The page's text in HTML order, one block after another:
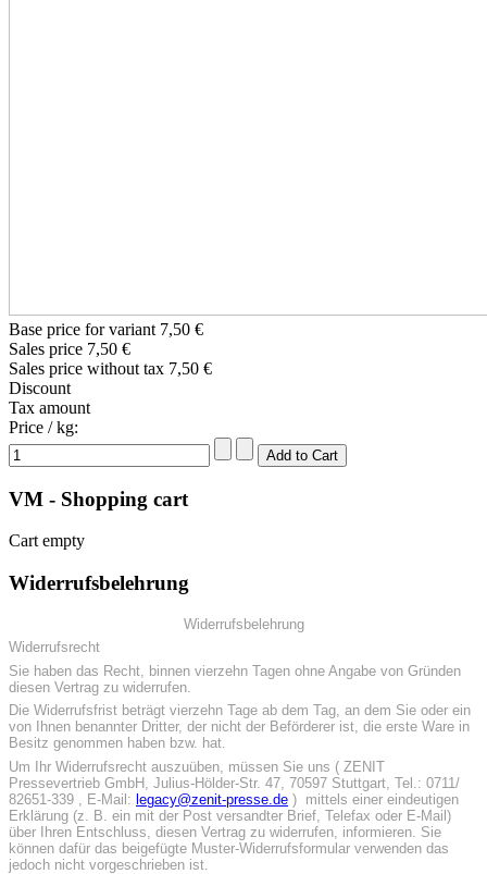
Base price for variant 7,50 €
Sales price 7,50 €
Sales price without tax 7,50 €
Discount
Tax amount
Price / kg:
VM - Shopping cart
Cart empty
Widerrufsbelehrung
Widerrufsbelehrung
Widerrufsrecht
Sie haben das Recht, binnen vierzehn Tagen ohne Angabe von Gründen
diesen Vertrag zu widerrufen.
Die Widerrufsfrist beträgt vierzehn Tage ab dem Tag, an dem Sie oder ein
von Ihnen benannter Dritter, der nicht der Beförderer ist, die erste Ware in
Besitz genommen haben bzw. hat.
Um Ihr Widerrufsrecht auszuüben, müssen Sie uns ( ZENIT
Pressevertrieb GmbH, Julius-Hölder-Str. 47, 70597 Stuttgart, Tel.: 0711/
82651-339 , E-Mail: legacy@zenit-presse.de ) mittels einer eindeutigen
Erklärung (z. B. ein mit der Post versandter Brief, Telefax oder E-Mail)
über Ihren Entschluss, diesen Vertrag zu widerrufen, informieren. Sie
können dafür das beigefügte Muster-Widerrufsformular verwenden das
jedoch nicht vorgeschrieben ist.